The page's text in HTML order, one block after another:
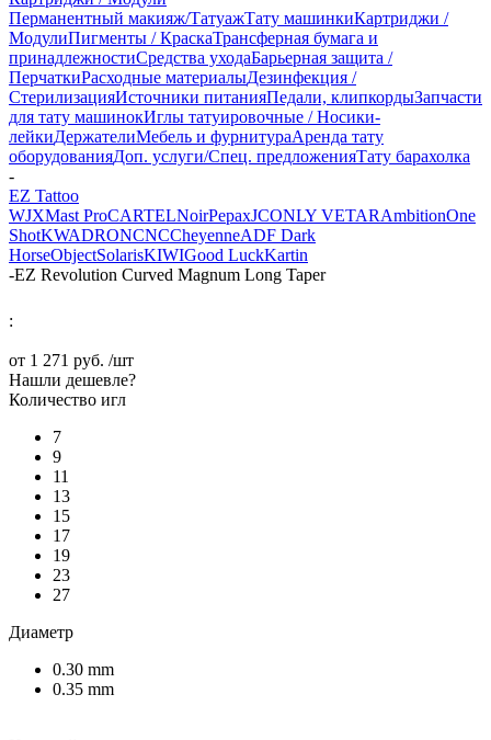
Перманентный макияж/ТатуажТату машинкиКартриджи /
МодулиПигменты / КраскаТрансферная бумага и
принадлежностиСредства уходаБарьерная защита /
ПерчаткиРасходные материалыДезинфекция /
СтерилизацияИсточники питанияПедали, клипкордыЗапчасти
для тату машинокИглы татуировочные / Носики-
лейкиДержателиМебель и фурнитураАренда тату
оборудованияДоп. услуги/Спец. предложенияТату барахолка
-
EZ Tattoo
WJXMast ProCARTELNoirPepaxJCONLY VETARAmbitionOne
ShotKWADRONCNCCheyenneADF Dark
HorseObjectSolarisKIWIGood LuckKartin
-EZ Revolution Curved Magnum Long Taper
:
от 1 271 руб. /шт
Нашли дешевле?
Количество игл
7
9
11
13
15
17
19
23
27
Диаметр
0.30 mm
0.35 mm